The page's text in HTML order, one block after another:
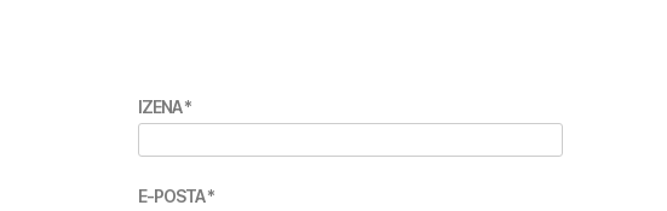
IZENA*
E-POSTA*